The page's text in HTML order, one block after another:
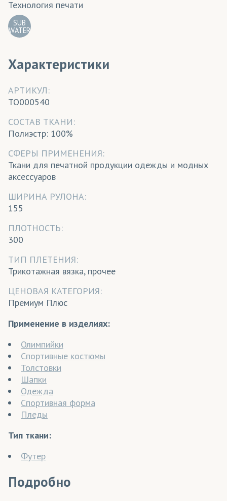
Технология печати
SUB
WATER
Характеристики
АРТИКУЛ:
TO000540
CОСТАВ ТКАНИ:
Полиэстр: 100%
СФЕРЫ ПРИМЕНЕНИЯ:
Ткани для печатной продукции одежды и модных
аксессуаров
ШИРИНА РУЛОНА:
155
ПЛОТНОСТЬ:
300
ТИП ПЛЕТЕНИЯ:
Трикотажная вязка, прочее
ЦЕНОВАЯ КАТЕГОРИЯ:
Премиум Плюс
Применение в изделиях:
Олимпийки
Спортивные костюмы
Толстовки
Шапки
Одежда
Спортивная форма
Пледы
Тип ткани:
Футер
Подробно